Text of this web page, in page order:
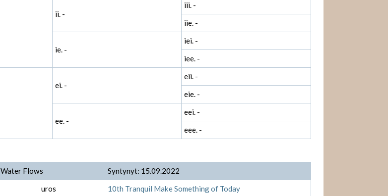
ii. -
iii. -
iie. -
ie. -
iei. -
iee. -
ei. -
eii. -
eie. -
ee. -
eei. -
eee. -
Flows
Syntynyt: 15.09.2022
uros
10th Tranquil Make Something of Today